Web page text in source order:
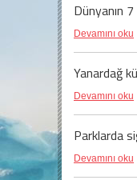
Dünyanın
Devamını oku
Yanardağ
Devamını oku
Parklarda
Devamını oku